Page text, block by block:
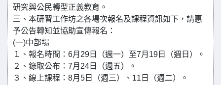
研究與公民轉型正義教育。
三、本研習工作坊之各場次報名及課程資訊如下，請惠
予公告轉知並協助宣傳報名：
(一)中部場
１、報名時間：6月29日（週一）至7月19日（週日）。
２、錄取公布：7月24日（週五）。
３、線上課程：8月5日（週三）、11日（週二）。